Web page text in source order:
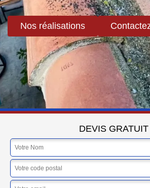
Nos réalisations
DEVIS GRATUIT